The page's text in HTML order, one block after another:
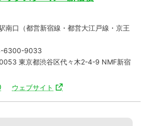
南口（都営新宿線・都営大江戸線・京王
6300-9033
東京都渋谷区代々木2-4-9 NMF新宿
ウェブサイト